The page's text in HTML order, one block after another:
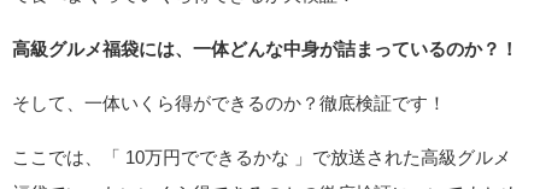
高級グルメ福袋には、一体どんな中身が詰まっているのか？！
そして、一体いくら得ができるのか？徹底検証です！
ここでは、「 10万円でできるかな 」で放送された高級グルメ